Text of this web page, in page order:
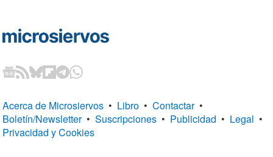
Acerca de Microsiervos • Libro • Contactar •
Boletín/Newsletter • Suscripciones • Publicidad • Legal •
Privacidad y Cookies